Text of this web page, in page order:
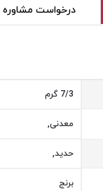
درخواست مشاوره
7/3 گرم
معدنی,
حدید,
برنج